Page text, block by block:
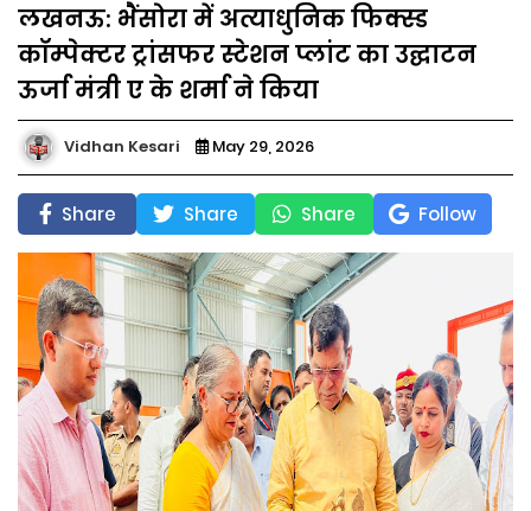
लखनऊ: भैंसोरा में अत्याधुनिक फिक्स्ड
कॉम्पेक्टर ट्रांसफर स्टेशन प्लांट का उद्घाटन
ऊर्जा मंत्री ए के शर्मा ने किया
Vidhan Kesari May 29, 2026
Share Share Share Follow